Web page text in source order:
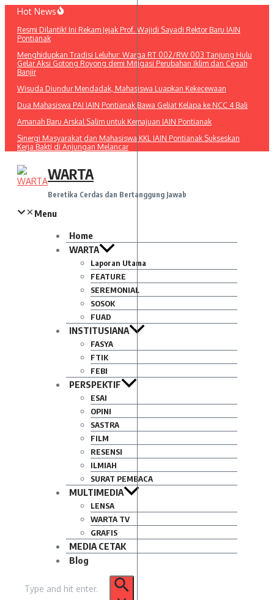
Lewati
konten
Hot News
Resmi Dilantik! Ini Rekam Jejak Prof. Wajidi Sayadi Rektor Baru IAIN
Pontianak
Menghidupkan Tradisi Leluhur: Warga RT 002/RW 003 Tanjung Hulu
Gelar Aksi Gotong Royong demi Mitigasi Perubahan Iklim dan Cegah
Banjir
Wisuda Diundur Mendadak, Mahasiswa Luapkan Kekecewaan
Dua Mahasiswa PAI IAIN Pontianak Bawa Geliat Kelapa ke NCC 4 Bali
Amanah Baru Arskal Salim untuk Kemajuan IAIN Pontianak
Sinergi Masyarakat dan Mahasiswa KKL IAIN Pontianak Sukseskan
Kerja Bakti di Anjungan Melancar
WARTA
Beretika Cerdas dan Bertanggung Jawab
Menu
Home
WARTA
Laporan Utama
FEATURE
SEREMONIAL
SOSOK
FUAD
INSTITUSIANA
FASYA
FTIK
FEBI
PERSPEKTIF
ESAI
OPINI
SASTRA
FILM
RESENSI
ILMIAH
SURAT PEMBACA
MULTIMEDIA
LENSA
WARTA TV
GRAFIS
MEDIA CETAK
Blog
untuk: